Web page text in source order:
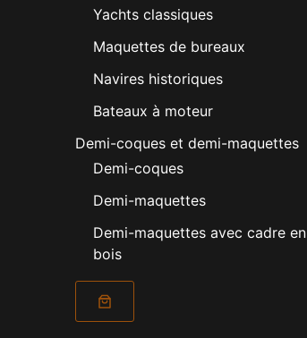
Yachts classiques
Maquettes de bureaux
Navires historiques
Bateaux à moteur
Demi-coques et demi-maquettes
Demi-coques
Demi-maquettes
Demi-maquettes avec cadre en
bois